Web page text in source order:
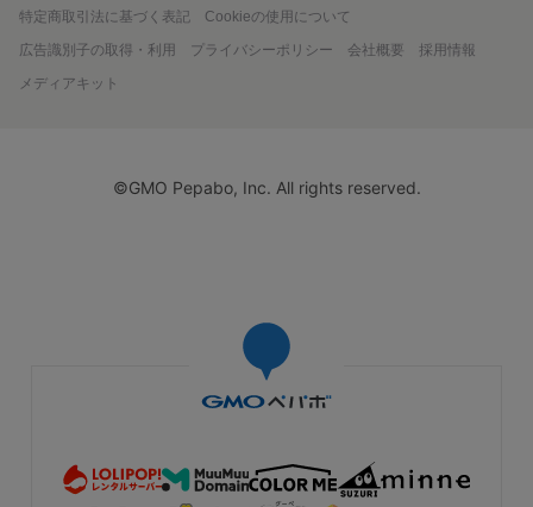
特定商取引法に基づく表記
Cookieの使用について
広告識別子の取得・利用
プライバシーポリシー 会社概要
採用情報
メディアキット
©GMO Pepabo, Inc. All rights reserved.